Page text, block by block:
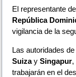
El representante
República
vigilancia de la
Las autoridades
Suizay Singapur,
trabajarán en el